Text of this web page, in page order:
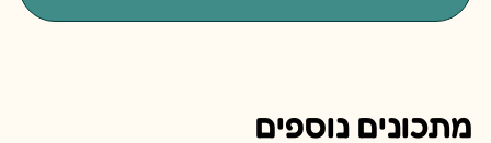
מתכונים נוספים